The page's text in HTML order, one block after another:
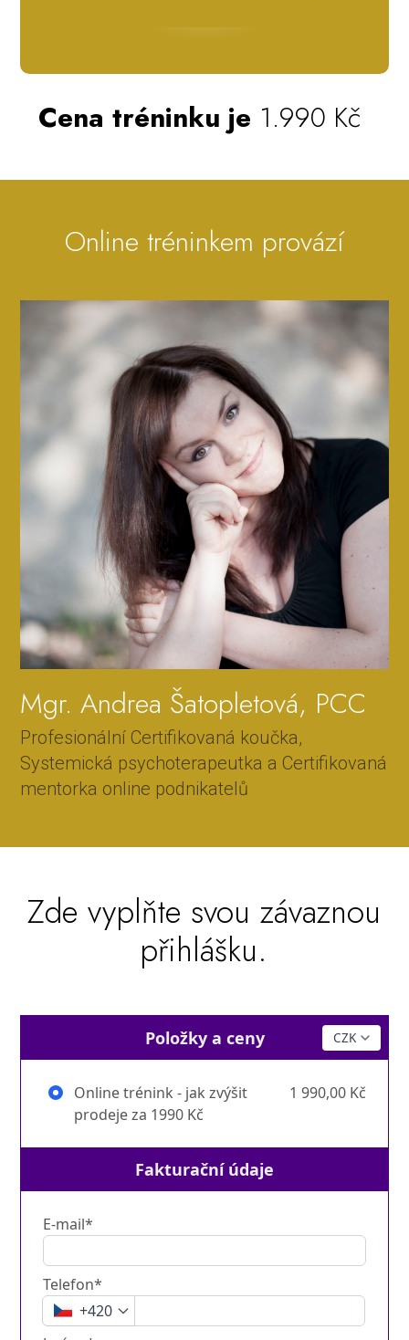
Cena tréninku je 1.990 Kč
Online tréninkem provází
Mgr. Andrea Šatopletová, PCC
Profesionální Certifikovaná koučka,
Systemická psychoterapeutka a Certifikovaná
mentorka online podnikatelů
Zde vyplňte svou závaznou
přihlášku.
Položky a ceny
Online trénink - jak zvýšit
prodeje za 1990 Kč
1 990,00 Kč
Fakturační údaje
E-mail*
Telefon*
+420